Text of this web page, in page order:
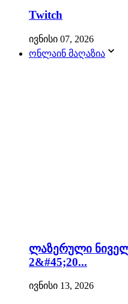
Twitch
ივნისი 07, 2026
ონლაინ მაღაზია
ლაზერული
2&#45;20...
ივნისი 13, 2026